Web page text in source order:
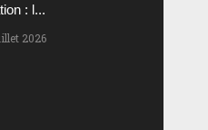
: l...
2026